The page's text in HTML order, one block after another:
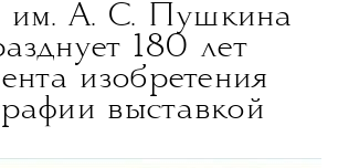
А. С. Пушкина
180 лет
изобретения
выставкой